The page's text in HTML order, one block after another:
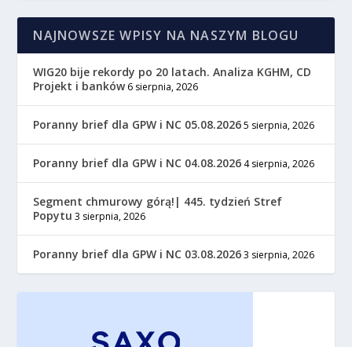
NAJNOWSZE WPISY NA NASZYM BLOGU
WIG20 bije rekordy po 20 latach. Analiza KGHM, CD
Projekt i banków 6 sierpnia, 2026
Poranny brief dla GPW i NC 05.08.2026 5 sierpnia, 2026
Poranny brief dla GPW i NC 04.08.2026 4 sierpnia, 2026
Segment chmurowy górą!| 445. tydzień Stref
Popytu 3 sierpnia, 2026
Poranny brief dla GPW i NC 03.08.2026 3 sierpnia, 2026